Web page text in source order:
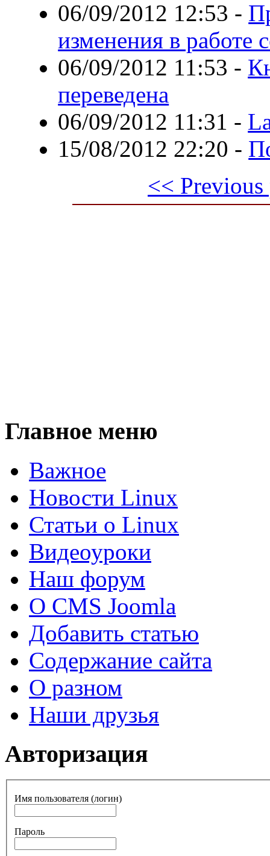
06/09/2012 12:53 -
изменения в работе
06/09/2012 11:53 -
переведена
06/09/2012 11:31 -
15/08/2012 22:20 -
<< Previous
Главное меню
Важное
Новости Linux
Статьи о Linux
Видеоуроки
Наш форум
О CMS Joomla
Добавить статью
Содержание сайта
О разном
Наши друзья
Авторизация
Имя пользователя (логин)
Пароль